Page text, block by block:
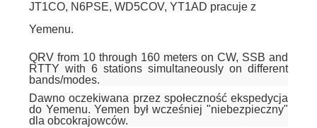
JT1CO, N6PSE, WD5COV, YT1AD pracuje z
Yemenu.
QRV from 10 through 160 meters on CW, SSB and
RTTY with 6 stations simultaneously on different
bands/modes.
Dawno oczekiwana przez społeczność ekspedycja
do Yemenu. Yemen był wcześniej "niebezpieczny"
dla obcokrajowców.